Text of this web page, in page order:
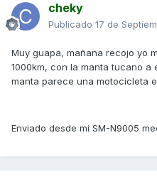
cheky
Publicado 17 de
Muy guapa, mañana recojo yo
1000km, con la manta tucano a
manta parece una motocicleta
Enviado desde mi SM-N9005